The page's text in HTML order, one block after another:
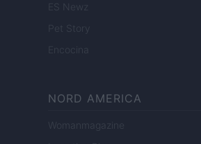
ES Newz
Pet Story
Encocina
NORD AMERICA
Womanmagazine